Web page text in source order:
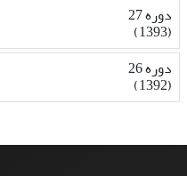
دوره 27
(1393)
دوره 26
(1392)